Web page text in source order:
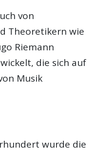
von
Theoretikern wie
Riemann
die sich auf
Musik
wurde die